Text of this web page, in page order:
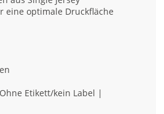
eine optimale Druckfläche
Etikett/kein Label |